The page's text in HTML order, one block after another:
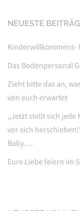
NEUESTE
Kinderwillkommens-
Das Bodenpersonal
Zieht bitte das an,
von euch erwartet
„Jetzt stellt sich jede
vor sich
Baby….
Eure Liebe feiern im